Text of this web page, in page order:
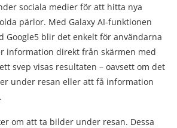
sociala medier för att hitta nya
pärlor. Med Galaxy AI-funktionen
Google5 blir det enkelt för användarna
information direkt från skärmen med
svep visas resultaten – oavsett om det
under resan eller att få information
om att ta bilder under resan. Dessa